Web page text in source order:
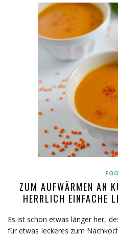
ZUM AUFWÄRMEN AN
HERRLICH EINFACHE
Es ist schon etwas länger her,
für etwas leckeres zum